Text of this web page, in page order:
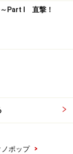
～Part I 直撃！
ノポップ
>